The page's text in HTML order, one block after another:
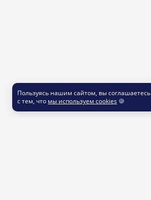
Пользуясь нашим сайтом, вы соглашаетесь
с тем, что мы используем cookies 🍪